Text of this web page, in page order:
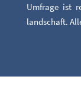
Umfra­ge ist
land­schaft.